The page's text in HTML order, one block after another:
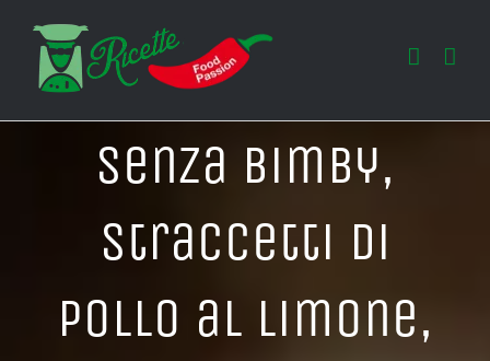
contenuto
Senza Bimby,
Straccetti di
Pollo al Limone,